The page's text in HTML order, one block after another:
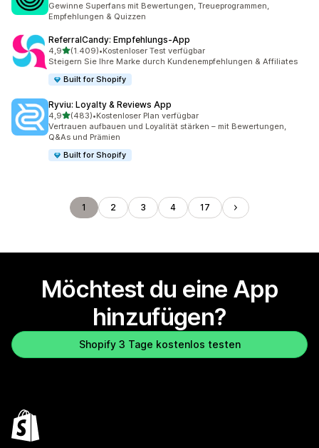
Gewinne Superfans mit Bewertungen, Treueprogrammen,
Empfehlungen & Quizzen
ReferralCandy: Empfehlungs‑App
4,9von 5 Sternen
(1.409)
1409 Rezensionen insgesamt
•Kostenloser Test verfügbar
Steigern Sie Ihre Marke durch Kundenempfehlungen & Affiliates
Built for Shopify
Ryviu: Loyalty & Reviews App
4,9von 5 Sternen
(483)
483 Rezensionen insgesamt
•Kostenloser Plan verfügbar
Vertrauen aufbauen und Loyalität stärken – mit Bewertungen,
Q&As und Prämien
Built for Shopify
1 2 3 4 17
Möchtest du eine App
hinzufügen?
Shopify 3 Tage kostenlos testen